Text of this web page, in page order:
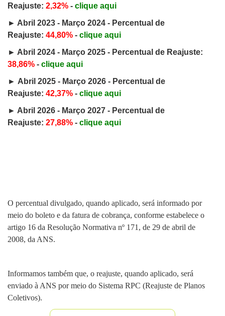
Reajuste: 2,32% - clique aqui
► Abril 2023 - Março 2024 - Percentual de
Reajuste: 44,80% - clique aqui
► Abril 2024 - Março 2025 - Percentual de Reajuste:
38,86% - clique aqui
► Abril 2025 - Março 2026 - Percentual de
Reajuste: 42,37% - clique aqui
► Abril 2026 - Março 2027 - Percentual de
Reajuste: 27,88% - clique aqui
O percentual divulgado, quando aplicado, será informado por
meio do boleto e da fatura de cobrança, conforme estabelece o
artigo 16 da Resolução Normativa nº 171, de 29 de abril de
2008, da ANS.
Informamos também que, o reajuste, quando aplicado, será
enviado à ANS por meio do Sistema RPC (Reajuste de Planos
Coletivos).